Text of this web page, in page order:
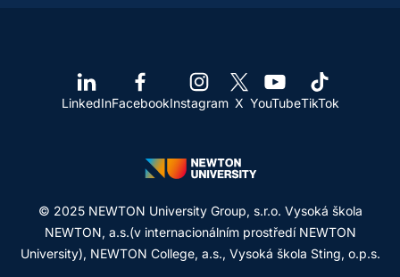
LinkedInFacebookInstagram X YouTubeTikTok
© 2025 NEWTON University Group, s.r.o. Vysoká škola
NEWTON, a.s.(v internacionálním prostředí NEWTON
University), NEWTON College, a.s., Vysoká škola Sting, o.p.s.